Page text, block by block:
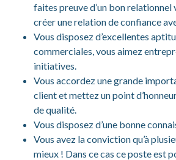
faites preuve d’un bon
créer une relation de confiance
Vous disposez d’excellentes
commerciales, vous aimez
initiatives.
Vous accordez une grande
client et mettez un point
de qualité.
Vous disposez d’une bonne
Vous avez la conviction qu’à
mieux ! Dans ce cas ce poste est